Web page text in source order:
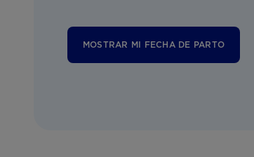
MOSTRAR MI FECHA DE PARTO